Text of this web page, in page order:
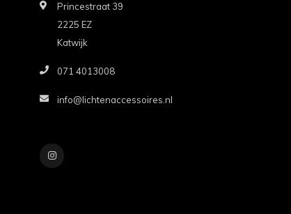
Princestraat 39
2225 EZ
Katwijk
071 4013008
info@lichtenaccessoires.nl